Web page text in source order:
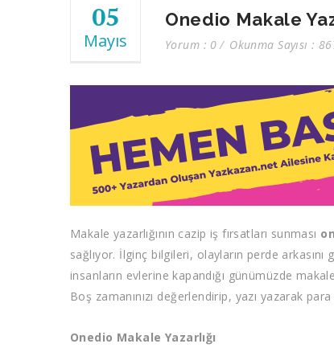
05
Mayıs
Onedio Makale
Yorum : 0 Okunma Sayısı :
Makale yazarlığının cazip iş fırsatları sunması
sağlıyor. İlginç bilgileri, olayların perde
insanların evlerine kapandığı günümüzde
Boş zamanınızı değerlendirip, yazı yazarak
Onedio Makale Yazarlığı